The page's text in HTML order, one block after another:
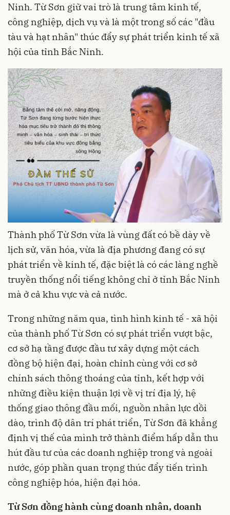
Ninh. Từ Sơn giữ vai trò là trung tâm kinh tế,
công nghiệp, dịch vụ và là một trong số các "đầu
tàu và hạt nhân" thúc đẩy sự phát triển kinh tế xã
hội của tỉnh Bắc Ninh.
Thành phố Từ Sơn vừa là vùng đất có bề dày về
lịch sử, văn hóa, vừa là địa phương đang có sự
phát triển về kinh tế, đặc biệt là có các làng nghề
truyền thống nổi tiếng không chỉ ở tỉnh Bắc Ninh
mà ở cả khu vực và cả nước.
Trong những năm qua, tình hình kinh tế - xã hội
của thành phố Từ Sơn có sự phát triển vượt bậc,
cơ sở hạ tầng được đầu tư xây dựng một cách
đồng bộ hiện đại, hoàn chỉnh cùng với cơ sở
chính sách thông thoáng của tỉnh, kết hợp với
những điều kiện thuận lợi về vị trí địa lý, hệ
thống giao thông đầu mối, nguồn nhân lực dồi
dào, trình độ dân trí phát triển, Từ Sơn đã khẳng
định vị thế của mình trở thành điểm hấp dẫn thu
hút đầu tư của các doanh nghiệp trong và ngoài
nước, góp phần quan trọng thúc đẩy tiến trình
công nghiệp hóa, hiện đại hóa.
Từ Sơn đồng hành cùng doanh nhân, doanh